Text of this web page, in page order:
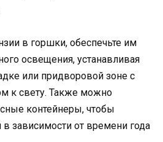
в горшки, обеспечьте им
освещения, устанавливая
или придворовой зоне с
к свету. Также можно
контейнеры, чтобы
зависимости от времени года